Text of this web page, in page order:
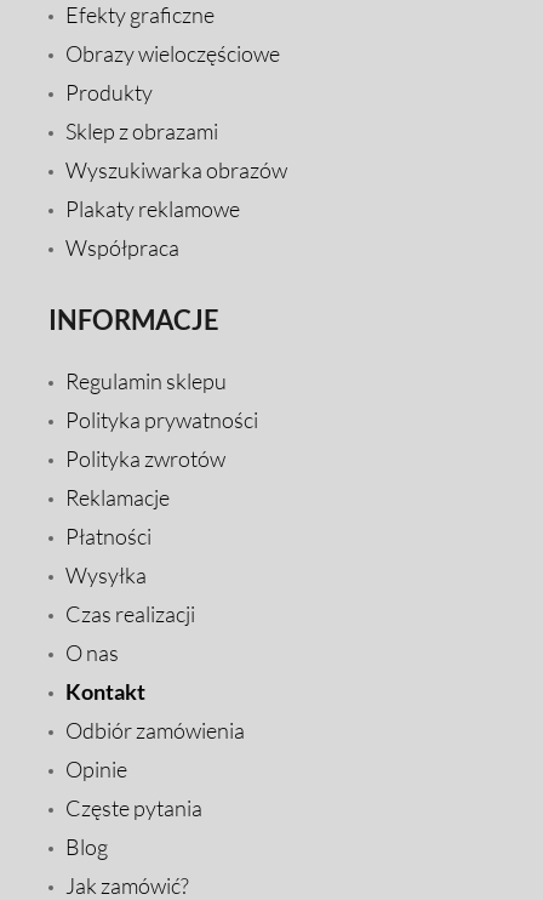
Efekty graficzne
Obrazy wieloczęściowe
Produkty
Sklep z obrazami
Wyszukiwarka obrazów
Plakaty reklamowe
Współpraca
INFORMACJE
Regulamin sklepu
Polityka prywatności
Polityka zwrotów
Reklamacje
Płatności
Wysyłka
Czas realizacji
O nas
Kontakt
Odbiór zamówienia
Opinie
Częste pytania
Blog
Jak zamówić?